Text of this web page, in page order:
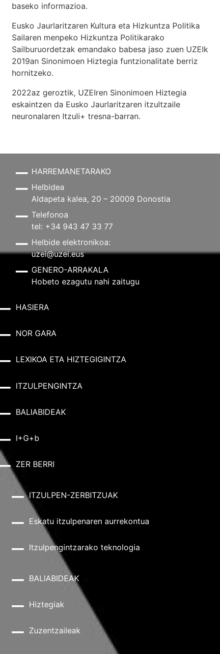
baseko informazioa.
Eusko Jaurlaritzaren Kultura eta Hizkuntza Politika
Sailaren menpeko Hizkuntza Politikarako
Sailburuordetzak emandako babesa jaso zuen UZEIk
2019an Sinonimoen Hiztegia funtzionalitate berriz
hornitzeko.
2022az geroztik, UZEIren Sinonimoen Hiztegia
eskaintzen da Eusko Jaurlaritzaren itzultzaile
neuronalaren Itzuli+ tresna-barran.
HARREMANETARAKO
Helbidea
Aldapeta kalea, 20 – 20009 Donostia
Telefonoa
tel: +34 943 47 33 77
Helbide elektronikoa:
uzei@uzei.eus
GENERO-ARRAKALA
Hobeto ezagutu nahi zaitugu
HASIERA
NOR GARA
LEXIKOA ETA HIZTEGIGINTZA
ITZULPENGINTZA
BALIABIDEAK
I+G+b
ZER BERRI
ITZULPEN-ZERBITZUAK
Eskatu itzulpenaren aurrekontua
Itzulpengintzarako teknologia
BALIABIDEAK
Hiztegiak
Zuzentzaileak